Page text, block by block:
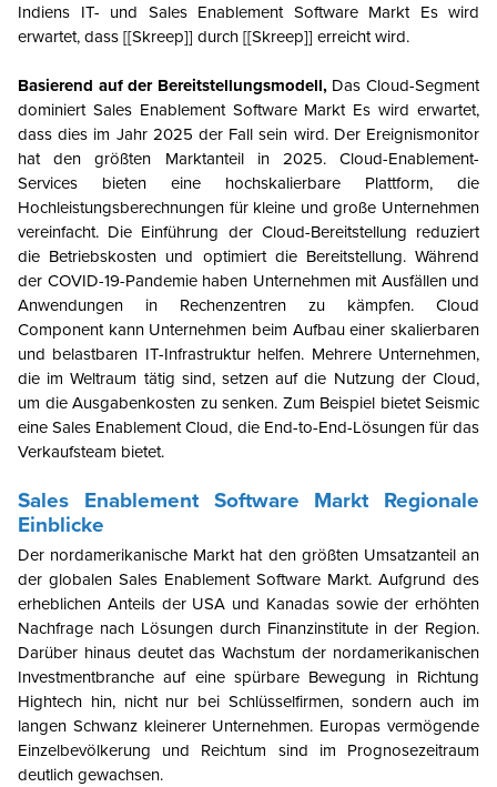
Indiens IT- und Sales Enablement Software Markt Es wird
erwartet, dass [[Skreep]] durch [[Skreep]] erreicht wird.
Basierend auf der Bereitstellungsmodell,Das Cloud-Segment
dominiert Sales Enablement Software Markt Es wird erwartet,
dass dies im Jahr 2025 der Fall sein wird. Der Ereignismonitor
hat den größten Marktanteil in 2025.Cloud-Enablement-
Services bieten eine hochskalierbare Plattform, die
Hochleistungsberechnungen für kleine und große Unternehmen
vereinfacht. Die Einführung der Cloud-Bereitstellung reduziert
die Betriebskosten und optimiert die Bereitstellung. Während
der COVID-19-Pandemie haben Unternehmen mit Ausfällen und
Anwendungen in Rechenzentren zu kämpfen. Cloud
Component kann Unternehmen beim Aufbau einer skalierbaren
und belastbaren IT-Infrastruktur helfen. Mehrere Unternehmen,
die im Weltraum tätig sind, setzen auf die Nutzung der Cloud,
um die Ausgabenkosten zu senken. Zum Beispiel bietet Seismic
eine Sales Enablement Cloud, die End-to-End-Lösungen für das
Verkaufsteam bietet.
Sales Enablement Software MarktRegionale
Einblicke
Der nordamerikanische Markt hat den größten Umsatzanteil an
der globalen Sales Enablement Software Markt. Aufgrund des
erheblichen Anteils der USA und Kanadas sowie der erhöhten
Nachfrage nach Lösungen durch Finanzinstitute in der Region.
Darüber hinaus deutet das Wachstum der nordamerikanischen
Investmentbranche auf eine spürbare Bewegung in Richtung
Hightech hin, nicht nur bei Schlüsselfirmen, sondern auch im
langen Schwanz kleinerer Unternehmen. Europas vermögende
Einzelbevölkerung und Reichtum sind im Prognosezeitraum
deutlich gewachsen.